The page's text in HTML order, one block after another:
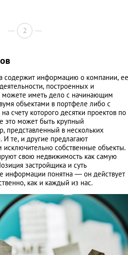
2
содержит информацию о компании, ее
построенных и
можете иметь дело с начинающим
объектами в портфеле либо с
счету которого десятки проектов по
это может быть крупный
представленный в нескольких
И те, и другие предлагают
собственные объекты.
свою недвижимость как самую
застройщика и суть
информации понятна ― он действует
как и каждый из нас.